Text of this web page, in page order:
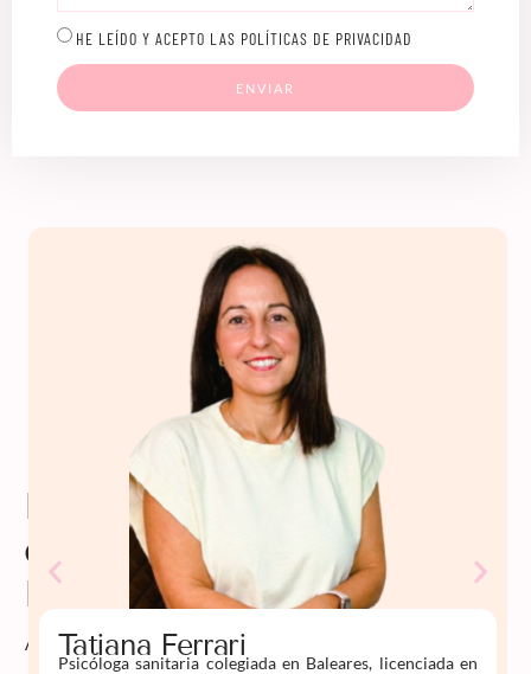
HE LEÍDO Y ACEPTO LAS POLÍTICAS DE PRIVACIDAD
ENVIAR
Profesorado
de
Psiko
Aprende
Tatiana Ferrari
Psicóloga sanitaria colegiada en Baleares, licenciada en